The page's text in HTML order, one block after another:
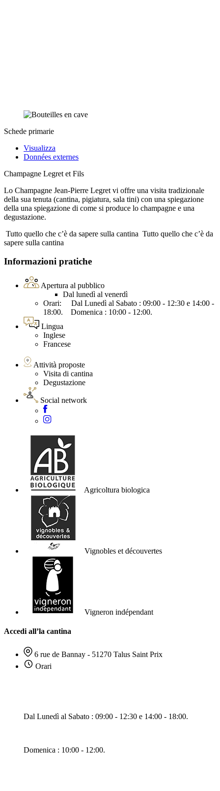
Schede primarie
Visualizza
Données externes
Champagne Legret et Fils
Lo Champagne Jean-Pierre Legret vi offre una visita tradizionale
della sua tenuta (cantina, pigiatura, sala tini) con una spiegazione
della una spiegazione di come si produce lo champagne e una
degustazione.
Tutto quello che c’è da sapere sulla cantina Tutto quello che c’è da
sapere sulla cantina
Informazioni pratiche
Apertura al pubblico
Dal lunedì al venerdì
Orari: Dal Lunedì al Sabato : 09:00 - 12:30 e 14:00 -
18:00. Domenica : 10:00 - 12:00.
Lingua
Inglese
Francese
Attività proposte
Visita di cantina
Degustazione
Social network
Agricoltura biologica
Vignobles et découvertes
Vigneron indépendant
Accedi all’la cantina
6 rue de Bannay - 51270 Talus Saint Prix
Orari
Dal Lunedì al Sabato : 09:00 - 12:30 e 14:00 - 18:00.
Domenica : 10:00 - 12:00.